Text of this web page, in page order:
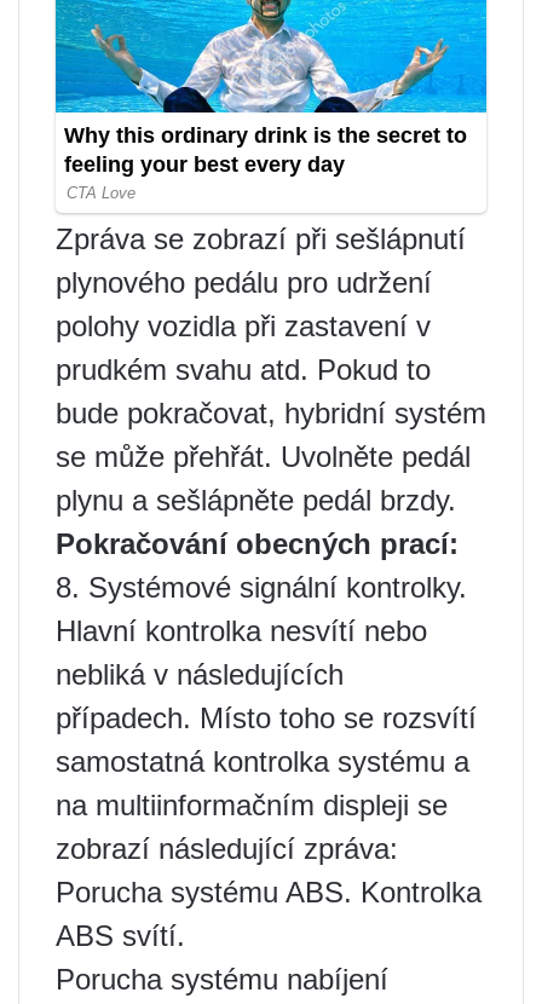
Zpráva se zobrazí při sešlápnutí
plynového pedálu pro udržení
polohy vozidla při zastavení v
prudkém svahu atd. Pokud to
bude pokračovat, hybridní systém
se může přehřát. Uvolněte pedál
plynu a sešlápněte pedál brzdy.
Pokračování obecných prací:
8. Systémové signální kontrolky.
Hlavní kontrolka nesvítí nebo
nebliká v následujících
případech. Místo toho se rozsvítí
samostatná kontrolka systému a
na multiinformačním displeji se
zobrazí následující zpráva:
Porucha systému ABS. Kontrolka
ABS svítí.
Porucha systému nabíjení